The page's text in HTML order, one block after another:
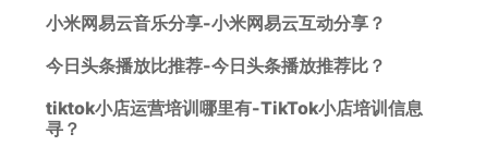
小米网易云音乐分享-小米网易云互动分享？
今日头条播放比推荐-今日头条播放推荐比？
tiktok小店运营培训哪里有-TikTok小店培训信息
寻？